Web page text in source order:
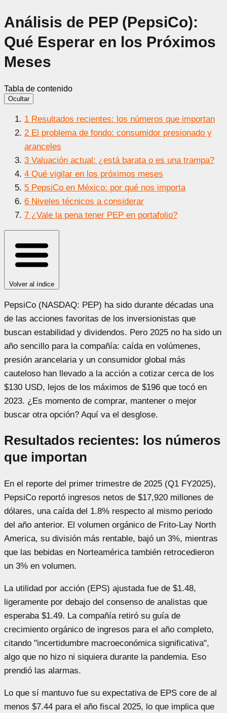
Análisis de PEP (PepsiCo):
Qué Esperar en los Próximos
Meses
Tabla de contenido
Ocultar
1 Resultados recientes: los números que importan
2 El problema de fondo: consumidor presionado y
aranceles
3 Valuación actual: ¿está barata o es una trampa?
4 Qué vigilar en los próximos meses
5 PepsiCo en México: por qué nos importa
6 Niveles técnicos a considerar
7 ¿Vale la pena tener PEP en portafolio?
Volver al índice
PepsiCo (NASDAQ: PEP) ha sido durante décadas una
de las acciones favoritas de los inversionistas que
buscan estabilidad y dividendos. Pero 2025 no ha sido un
año sencillo para la compañía: caída en volúmenes,
presión arancelaria y un consumidor global más
cauteloso han llevado a la acción a cotizar cerca de los
$130 USD, lejos de los máximos de $196 que tocó en
2023. ¿Es momento de comprar, mantener o mejor
buscar otra opción? Aquí va el desglose.
Resultados recientes: los números
que importan
En el reporte del primer trimestre de 2025 (Q1 FY2025),
PepsiCo reportó ingresos netos de $17,920 millones de
dólares, una caída del 1.8% respecto al mismo periodo
del año anterior. El volumen orgánico de Frito-Lay North
America, su división más rentable, bajó un 3%, mientras
que las bebidas en Norteamérica también retrocedieron
un 3% en volumen.
La utilidad por acción (EPS) ajustada fue de $1.48,
ligeramente por debajo del consenso de analistas que
esperaba $1.49. La compañía retiró su guía de
crecimiento orgánico de ingresos para el año completo,
citando "incertidumbre macroeconómica significativa",
algo que no hizo ni siquiera durante la pandemia. Eso
prendió las alarmas.
Lo que sí mantuvo fue su expectativa de EPS core de al
menos $7.44 para el año fiscal 2025, lo que implica que